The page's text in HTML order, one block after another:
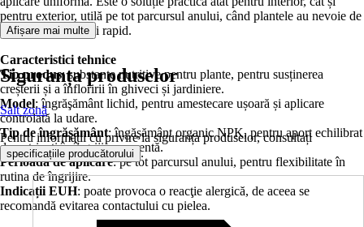
pentru exterior, utilă pe tot parcursul anului, când plantele au nevoie de
nutrienți disponibili rapid.
Caracteristici tehnice
Tip produs: substanţe nutritive pentru plante, pentru susținerea
creșterii și a înfloririi în ghiveci și jardiniere.
Model: îngrăşământ lichid, pentru amestecare ușoară și aplicare
controlată la udare.
Tip de îngrăşământ: îngăşământ organic NPK, pentru aport echilibrat
de nutrienți în îngrijirea curentă.
Perioada de aplicare: pe tot parcursul anului, pentru flexibilitate în
rutina de îngrijire.
Indicații EUH: poate provoca o reacţie alergică, de aceea se
recomandă evitarea contactului cu pielea.
Afișare mai multe
Siguranța produselor
Salt zonă
Pentru informații cu privire la siguranța produselor, consultați
specificațiile producătorului .